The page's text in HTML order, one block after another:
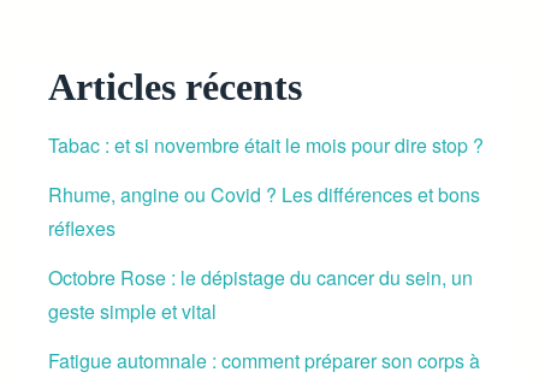
Articles récents
Tabac : et si novembre était le mois pour dire stop ?
Rhume, angine ou Covid ? Les différences et bons
réflexes
Octobre Rose : le dépistage du cancer du sein, un
geste simple et vital
Fatigue automnale : comment préparer son corps à